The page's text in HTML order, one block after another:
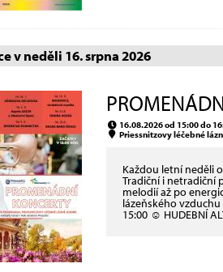
v neděli 16. srpna 2026
16.08.2026 od 15:00 do
Priessnitzovy léčebné
Každou letní neděli
Tradiční i netradiční
melodií až po
lázeňského
15:00 ☺ HUDEBNÍ